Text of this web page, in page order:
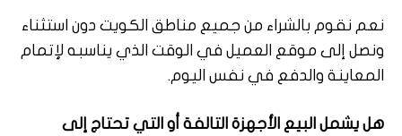
نعم نقوم بالشراء من جميع مناطق الكويت دون استثناء
ونصل إلى موقع العميل في الوقت الذي يناسبه لإتمام
المعاينة والدفع في نفس اليوم.
هل يشمل البيع الأجهزة التالفة أو التي تحتاج إلى